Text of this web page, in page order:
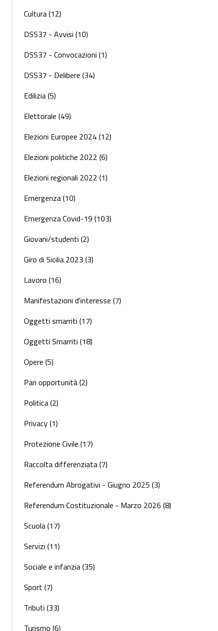
Cultura (12)
DSS37 - Avvisi (10)
DSS37 - Convocazioni (1)
DSS37 - Delibere (34)
Edilizia (5)
Elettorale (49)
Elezioni Europee 2024 (12)
Elezioni politiche 2022 (6)
Elezioni regionali 2022 (1)
Emergenza (10)
Emergenza Covid-19 (103)
Giovani/studenti (2)
Giro di Sicilia 2023 (3)
Lavoro (16)
Manifestazioni d'interesse (7)
Oggetti smarriti (17)
Oggetti Smarriti (18)
Opere (5)
Pari opportunità (2)
Politica (2)
Privacy (1)
Protezione Civile (17)
Raccolta differenziata (7)
Referendum Abrogativi - Giugno 2025 (3)
Referendum Costituzionale - Marzo 2026 (8)
Scuola (17)
Servizi (11)
Sociale e infanzia (35)
Sport (7)
Tributi (33)
Turismo (6)